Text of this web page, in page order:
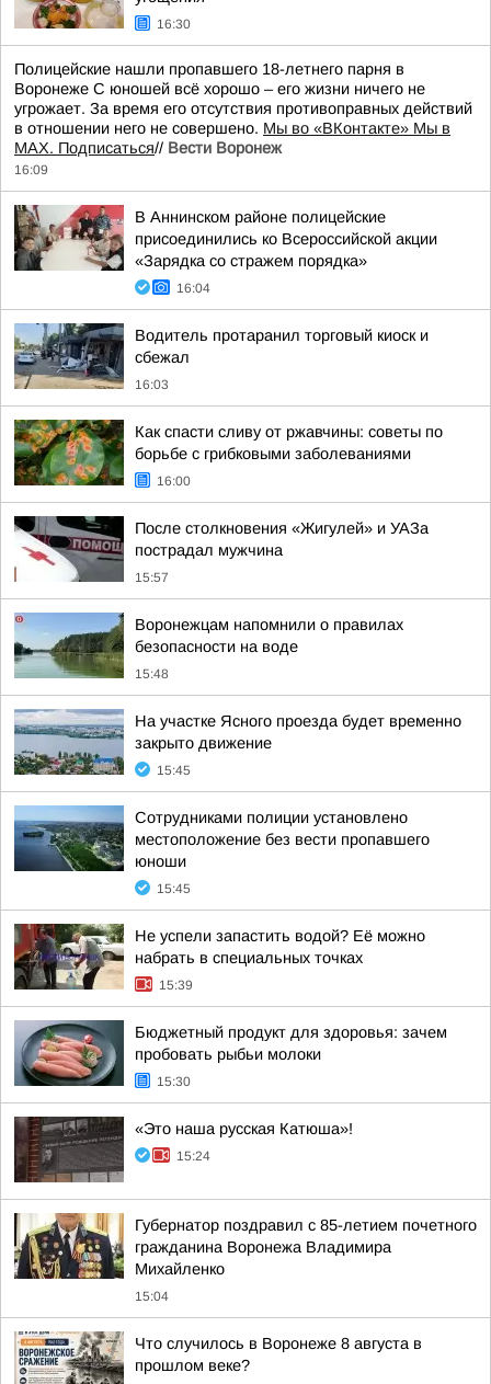
16:30
Полицейские нашли пропавшего 18-летнего парня в
Воронеже С юношей всё хорошо – его жизни ничего не
угрожает. За время его отсутствия противоправных действий
в отношении него не совершено. Мы во «ВКонтакте» Мы в
MAX. Подписаться// Вести Воронеж
16:09
В Аннинском районе полицейские
присоединились ко Всероссийской акции
«Зарядка со стражем порядка»
16:04
Водитель протаранил торговый киоск и
сбежал
16:03
Как спасти сливу от ржавчины: советы по
борьбе с грибковыми заболеваниями
16:00
После столкновения «Жигулей» и УАЗа
пострадал мужчина
15:57
Воронежцам напомнили о правилах
безопасности на воде
15:48
На участке Ясного проезда будет временно
закрыто движение
15:45
Сотрудниками полиции установлено
местоположение без вести пропавшего
юноши
15:45
Не успели запастить водой? Её можно
набрать в специальных точках
15:39
Бюджетный продукт для здоровья: зачем
пробовать рыбьи молоки
15:30
«Это наша русская Катюша»!
15:24
Губернатор поздравил с 85-летием почетного
гражданина Воронежа Владимира
Михайленко
15:04
Что случилось в Воронеже 8 августа в
прошлом веке?